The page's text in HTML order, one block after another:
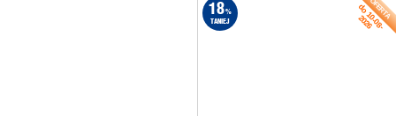
do 10-08-
2026
18%
TANIEJ